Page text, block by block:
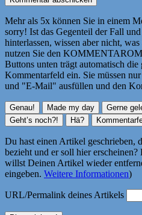
Mehr als 5x können Sie in einem
sorry! Ist das Gegenteil der Fall
hinterlassen, wissen aber nicht,
nutzen Sie den
Buttons unten trägt automatisch
Kommentarfeld ein. Sie müssen
und "E-Mail" ausfüllen und den
Du hast einen Artikel geschrieben,
bezieht und er soll hier
willst Deinen Artikel wieder
eingeben. Weitere Informationen)
URL/Permalink deines Artikels